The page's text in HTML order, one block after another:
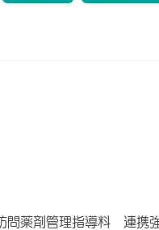
問薬剤管理指導料 連